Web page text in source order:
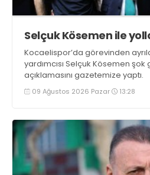
Selçuk Kösemen ile
Kocaelispor’da görevinden
yardımcısı Selçuk Kösemen şok
açıklamasını gazetemize yaptı.
09 Ağustos 2026 Pazar 13:28